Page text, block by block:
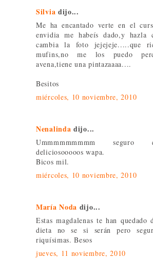
Silvia dijo...
Me ha encantado verte en el
envidia me habeís dado,y hazla
cambia la foto jejejeje.....que
mufins,no me los puedo
avena,tiene una pintazaaaa....
Besitos
miércoles, 10 noviembre, 2010
Nenalinda dijo...
Ummmmmmmmm seguro
deliciosooooos wapa.
Bicos mil.
miércoles, 10 noviembre, 2010
María Noda dijo...
Estas magdalenas te han
dieta no se si serán pero
riquísimas. Besos
jueves, 11 noviembre, 2010